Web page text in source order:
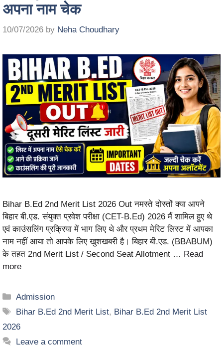
अपना नाम चेक
10/07/2026 by Neha Choudhary
Bihar B.Ed 2nd Merit List 2026 Out नमस्ते दोस्तों क्या आपने
बिहार बी.एड. संयुक्त प्रवेश परीक्षा (CET-B.Ed) 2026 मैं शामिल हुए थे
एवं काउंसलिंग प्रक्रिया में भाग लिए थे और प्रथम मेरिट लिस्ट में आपका
नाम नहीं आया तो आपके लिए खुशखबरी है। बिहार बी.एड. (BBABUM)
के तहत 2nd Merit List / Second Seat Allotment … Read
more
Admission
Bihar B.Ed 2nd Merit List, Bihar B.Ed 2nd Merit List
2026
Leave a comment